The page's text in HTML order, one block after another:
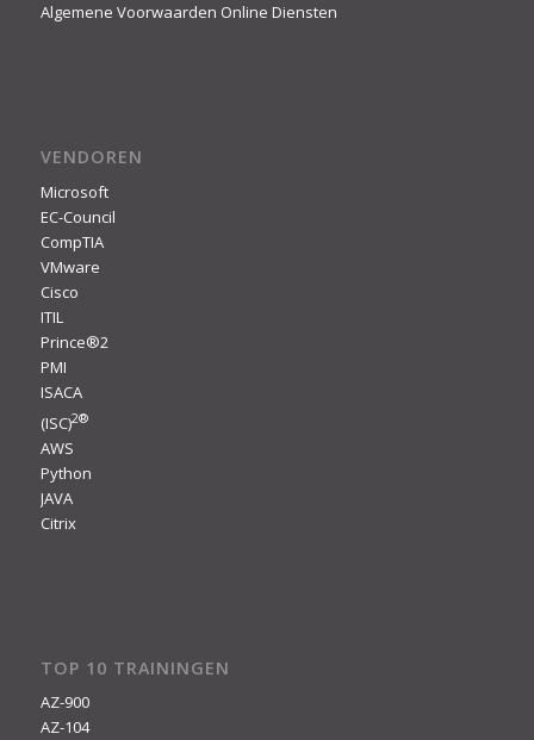
Algemene Voorwaarden Online Diensten
VENDOREN
Microsoft
EC-Council
CompTIA
VMware
Cisco
ITIL
Prince®2
PMI
ISACA
(ISC)2®
AWS
Python
JAVA
Citrix
TOP 10 TRAININGEN
AZ-900
AZ-104